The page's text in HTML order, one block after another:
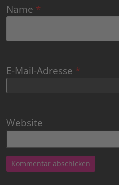
Name *
E-Mail-Adresse *
Website